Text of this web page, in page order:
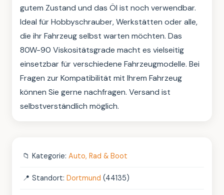
gutem Zustand und das Öl ist noch verwendbar.
Ideal für Hobbyschrauber, Werkstätten oder alle,
die ihr Fahrzeug selbst warten möchten. Das
80W-90 Viskositätsgrade macht es vielseitig
einsetzbar für verschiedene Fahrzeugmodelle. Bei
Fragen zur Kompatibilität mit Ihrem Fahrzeug
können Sie gerne nachfragen. Versand ist
selbstverständlich möglich.
📁 Kategorie: Auto, Rad & Boot
📍 Standort: Dortmund (44135)